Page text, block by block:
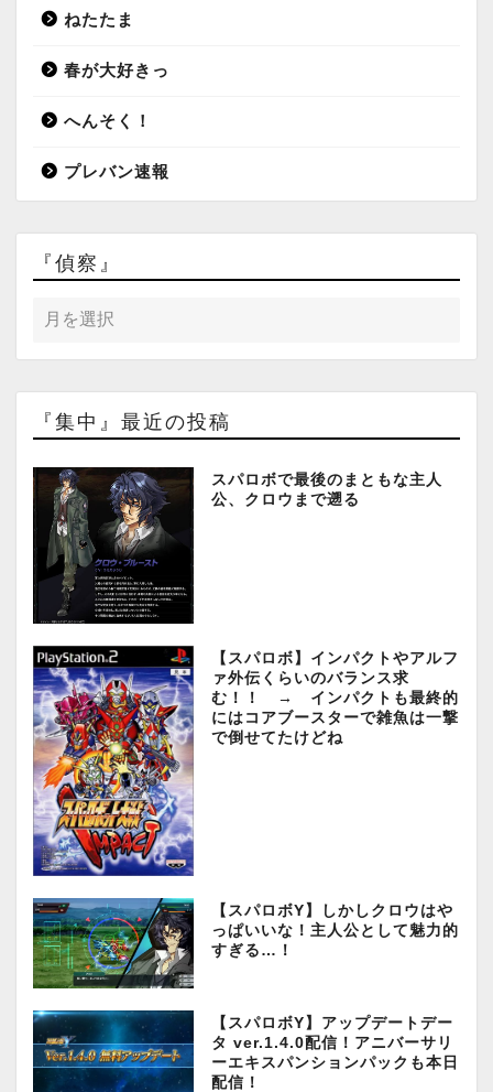
ねたたま
春が大好きっ
へんそく！
プレバン速報
『偵察』
『集中』最近の投稿
スパロボで最後のまともな主人
公、クロウまで遡る
【スパロボ】インパクトやアルフ
ァ外伝くらいのバランス求
む！！ → インパクトも最終的
にはコアブースターで雑魚は一撃
で倒せてたけどね
【スパロボY】しかしクロウはや
っぱいいな！主人公として魅力的
すぎる…！
【スパロボY】アップデートデー
タ ver.1.4.0配信！アニバーサリ
ーエキスパンションパックも本日
配信！